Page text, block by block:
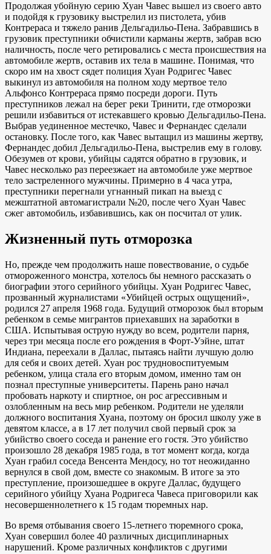
Продолжая убойную серию Хуан Чавес вышел из своего авто
и подойдя к грузовику выстрелил из пистолета, убив
Контрераса и тяжело ранив Дельгадильо-Пена. Забравшись в
грузовик преступники обчистили карманы жертв, забрав всю
наличность, после чего ретировались с места происшествия на
автомобиле жертв, оставив их тела в машине. Понимая, что
скоро им на хвост сядет полиция Хуан Родригес Чавес
выкинул из автомобиля на полном ходу мертвое тело
Альфонсо Контрераса прямо посреди дороги. Путь
преступников лежал на берег реки Тринити, где отморозки
решили избавиться от истекавшего кровью Дельгадильо-Пена.
Выбрав уединенное местечко, Чавес и Фернандес сделали
остановку. После того, как Чавес вытащил из машины жертву,
Фернандес добил Дельгадильо-Пена, выстрелив ему в голову.
Обезумев от крови, убийцы садятся обратно в грузовик, и
Чавес несколько раз переезжает на автомобиле уже мертвое
тело застреленного мужчины. Примерно в 4 часа утра,
преступники перегнали угнанный пикап на выезд с
межштатной автомагистрали №20, после чего Хуан Чавес
сжег автомобиль, избавившись, как он посчитал от улик.
Жизненный путь отморозка
Но, прежде чем продолжить наше повествование, о судьбе
отмороженного монстра, хотелось бы немного рассказать о
биографии этого серийного убийцы. Хуан Родригес Чавес,
прозванный журналистами «Убийцей острых ощущений»,
родился 27 апреля 1968 года. Будущий отморозок был вторым
ребенком в семье мигрантов приехавших на заработки в
США. Испытывая острую нужду во всем, родители парня,
через три месяца после его рождения в Форт-Уэйне, штат
Индиана, переехали в Даллас, пытаясь найти лучшую долю
для себя и своих детей. Хуан рос трудновоспитуемым
ребенком, улица стала его вторым домом, именно там он
познал преступные университеты. Парень рано начал
пробовать наркоту и спиртное, он рос агрессивным и
озлобленным на весь мир ребенком. Родители не уделяли
должного воспитания Хуана, поэтому он бросил школу уже в
девятом классе, а в 17 лет получил свой первый срок за
убийство своего соседа и ранение его гостя. Это убийство
произошло 28 декабря 1985 года, в тот момент когда, когда
Хуан грабил соседа Венсента Мендосу, но тот неожиданно
вернулся в свой дом, вместе со знакомым. В итоге за это
преступление, произошедшее в округе Даллас, будущего
серийного убийцу Хуана Родригеса Чавеса приговорили как
несовершеннолетнего к 15 годам тюремных нар.
Во время отбывания своего 15-летнего тюремного срока,
Хуан совершил более 40 различных дисциплинарных
нарушений. Кроме различных конфликтов с другими